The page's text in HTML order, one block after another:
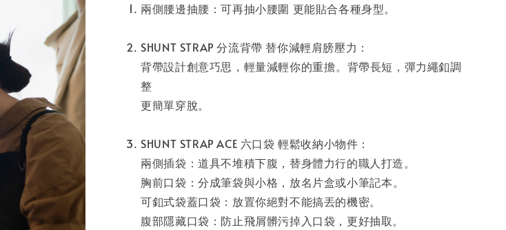
兩側腰邊抽腰：可再抽小腰圍 更能貼合各種身型。⁣
SHUNT STRAP 分流背帶 替你減輕肩膀壓力：
背帶設計創意巧思，輕量減輕你的重擔⁣。背帶長短，彈力繩釦調
整
更簡單穿脫。⁣
SHUNT STRAP ACE 六口袋 輕鬆收納小物件：
兩側插袋：道具不堆積下腹，替身體力行的職人打造。
胸前口袋：分成筆袋與小格，放名片盒或小筆記本⁣。
可釦式袋蓋口袋：放置你絕對不能搞丟的機密。
腹部隱藏口袋：防止飛屑髒污掉入口袋，更好抽取。